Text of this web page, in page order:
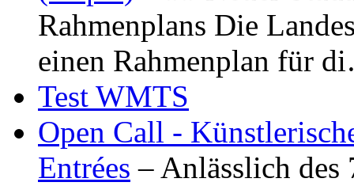
Rahmenplans Die
einen Rahmenplan für
Test WMTS
Open Call -
Entrées – Anlässlich